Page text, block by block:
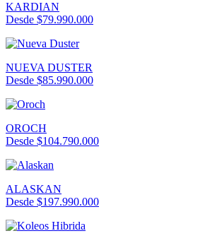
KARDIAN
Desde $79.990.000
NUEVA DUSTER
Desde $85.990.000
OROCH
Desde $104.790.000
ALASKAN
Desde $197.990.000